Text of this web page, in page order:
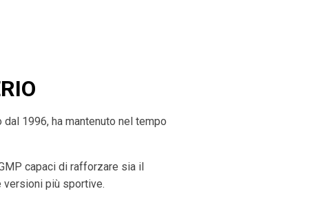
1996, ha mantenuto nel tempo
capaci di rafforzare sia il
versioni più sportive.